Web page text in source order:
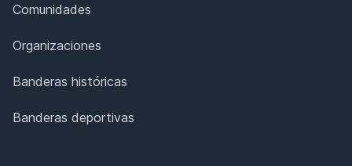
Comunidades
Organizaciones
Banderas históricas
Banderas deportivas